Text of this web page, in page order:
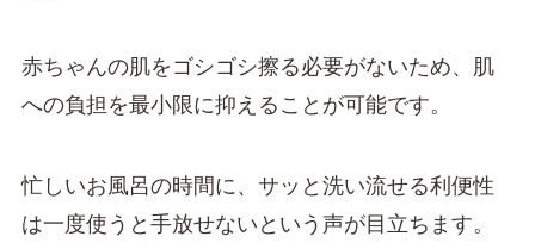
赤ちゃんの肌をゴシゴシ擦る必要がないため、肌
への負担を最小限に抑えることが可能です。
忙しいお風呂の時間に、サッと洗い流せる利便性
は一度使うと手放せないという声が目立ちます。